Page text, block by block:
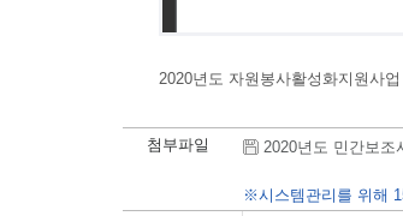
2020년도 자원봉사활성화지원사
첨부파일 2020년도 민간보
※시스템관리를 위해